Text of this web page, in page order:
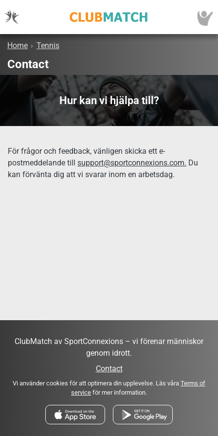
Home › Tennis
Contact
Hur kan vi hjälpa till?
För frågor och feedback, vänligen skicka ett e-
postmeddelande till support@sportconnexions.com. Du
kan förvänta dig att vi svarar inom en arbetsdag.
ClubMatch av SportConnexions – vi förenar människor
genom idrott.
Contact
Vi använder cookies för att optimera din upplevelse. Läs våra Terms of
service för mer information.